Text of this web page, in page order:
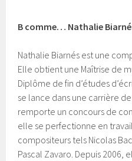
B comme… Nathalie
Nathalie Biarnés est une
Elle obtient une Maîtrise de
Diplôme de fin d’études
se lance dans une carrière
remporte un concours de
elle se perfectionne en
compositeurs tels Nicolas
Pascal Zavaro. Depuis 2006,